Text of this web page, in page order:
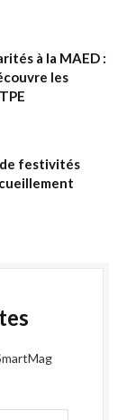
à la MAED :
les
de festivités